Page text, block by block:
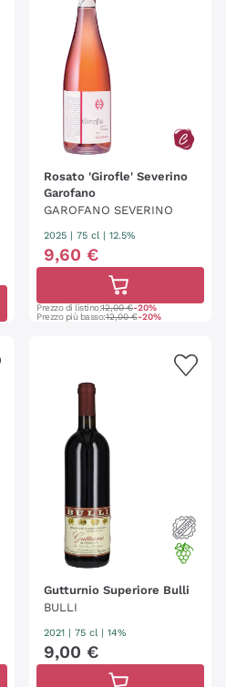
Rosato 'Girofle' Severino
Garofano
GAROFANO SEVERINO
2025 | 75 cl | 12.5%
9,60 €
Prezzo di listino:12,00 €-20%
Prezzo più basso:12,00 €-20%
Gutturnio Superiore Bulli
BULLI
2021 | 75 cl | 14%
9,00 €